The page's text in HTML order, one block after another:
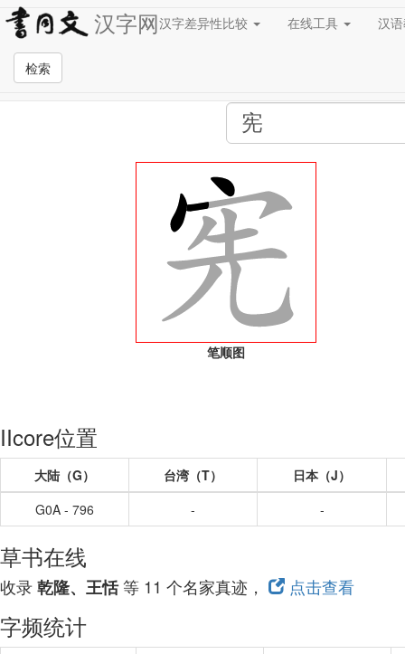
汉字网汉字差异性比较 在线工具 汉
检索
全站检索页面
笔顺图
IIcore位置
大陆（G） 台湾（T）
日本（J）
G0A - 796
- -
草书在线
收录乾隆、王恬等 11 个名家真迹， 点击查看
字频统计